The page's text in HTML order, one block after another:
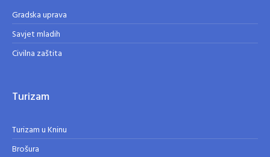
Gradska uprava
Savjet mladih
Civilna zaštita
Turizam
Turizam u Kninu
Brošura